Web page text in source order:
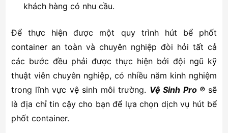
khách hàng có nhu cầu.
Để thực hiện được một quy trình hút bể phốt
container an toàn và chuyên nghiệp đòi hỏi tất cả
các bước đều phải được thực hiện bởi đội ngũ kỹ
thuật viên chuyên nghiệp, có nhiều năm kinh nghiệm
trong lĩnh vực vệ sinh môi trường. Vệ Sinh Pro ®sẽ
là địa chỉ tin cậy cho bạn để lựa chọn dịch vụ hút bể
phốt container.